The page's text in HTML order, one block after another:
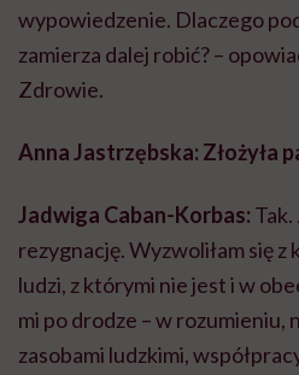
wypowiedzenie. Dlaczego
zamierza dalej robić? –
Zdrowie.
Anna Jastrzębska: Złożyła
Jadwiga Caban-Korbas: Tak.
rezygnację. Wyzwoliłam się z
ludzi, z którymi nie jest i w
mi po drodze – w rozumieniu,
zasobami ludzkimi,